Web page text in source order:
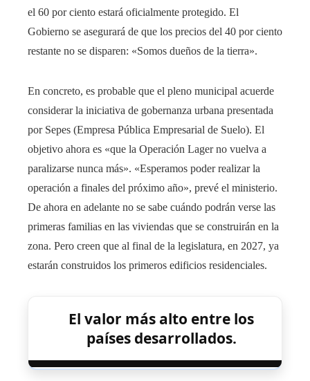
el 60 por ciento estará oficialmente protegido. El
Gobierno se asegurará de que los precios del 40 por ciento
restante no se disparen: «Somos dueños de la tierra».
En concreto, es probable que el pleno municipal acuerde
considerar la iniciativa de gobernanza urbana presentada
por Sepes (Empresa Pública Empresarial de Suelo). El
objetivo ahora es «que la Operación Lager no vuelva a
paralizarse nunca más». «Esperamos poder realizar la
operación a finales del próximo año», prevé el ministerio.
De ahora en adelante no se sabe cuándo podrán verse las
primeras familias en las viviendas que se construirán en la
zona. Pero creen que al final de la legislatura, en 2027, ya
estarán construidos los primeros edificios residenciales.
El valor más alto entre los
países desarrollados.